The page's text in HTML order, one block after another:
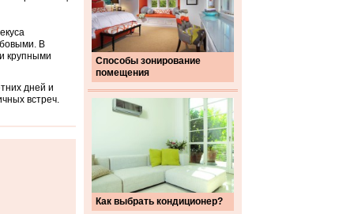
Способы зонирование
помещения
Как выбрать кондиционер?
В
крупными
дней и
встреч.